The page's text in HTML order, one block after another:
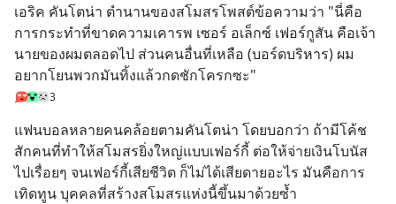
เอริค คันโตน่า ตำนานของสโมสรโพสต์ข้อความว่า "นี่คือ
การกระทำที่ขาดความเคารพ เซอร์ อเล็กซ์ เฟอร์กูสัน คือเจ้า
นายของผมตลอดไป ส่วนคนอื่นที่เหลือ (บอร์ดบริหาร) ผม
อยากโยนพวกมันทิ้งแล้วกดชักโครกซะ"
3
แฟนบอลหลายคนคล้อยตามคันโตน่า โดยบอกว่า ถ้ามีโค้ช
สักคนที่ทำให้สโมสรยิ่งใหญ่แบบเฟอร์กี้ ต่อให้จ่ายเงินโบนัส
ไปเรื่อยๆ จนเฟอร์กี้เสียชีวิต ก็ไม่ได้เสียดายอะไร มันคือการ
เทิดทูน บุคคลที่สร้างสโมสรแห่งนี้ขึ้นมาด้วยซ้ำ